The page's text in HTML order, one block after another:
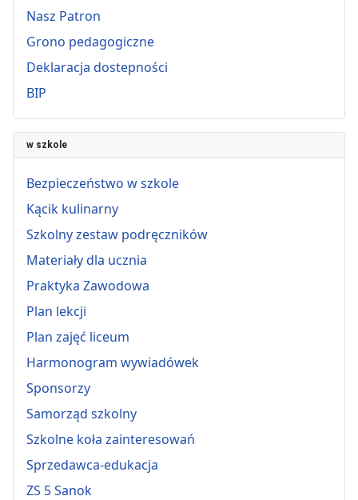
Nasz Patron
Grono pedagogiczne
Deklaracja dostepności
BIP
w szkole
Bezpieczeństwo w szkole
Kącik kulinarny
Szkolny zestaw podręczników
Materiały dla ucznia
Praktyka Zawodowa
Plan lekcji
Plan zajęć liceum
Harmonogram wywiadówek
Sponsorzy
Samorząd szkolny
Szkolne koła zainteresowań
Sprzedawca-edukacja
ZS 5 Sanok